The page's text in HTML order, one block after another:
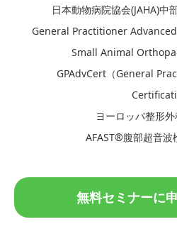
日本動物病院協会(JAHA)中
General Practitioner
Small Animal
GPAdvCert（General
ヨーロッパ整形
AFAST®️腹部超音波
無料セミナーに